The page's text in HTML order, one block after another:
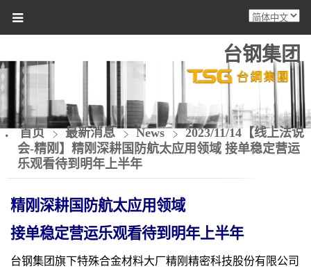
台钢集团
首页 最新消息 News
2023/11/14【线上法说
会-精刚】精刚深耕国防航太应用领域 接单稳定营运
乐观看待到明年上半年
精刚 深耕国防航太应用领域
接单稳定营运乐观看待到明年上半年
台钢集团旗下特殊合金材料大厂精刚精密科技股份有限公司